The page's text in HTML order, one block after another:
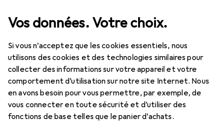
Vos données. Votre choix.
Si vous n’acceptez que les cookies essentiels, nous
utilisons des cookies et des technologies similaires pour
collecter des informations sur votre appareil et votre
comportement d’utilisation sur notre site Internet. Nous
en avons besoin pour vous permettre, par exemple, de
vous connecter en toute sécurité et d’utiliser des
fonctions de base telles que le panier d’achats.
+ gels Lubrifiant Stimul8 S8 Premium Silicone Lube 125ml
4 images
Stimul8S8 Premium Silicone Lube
125ml
EUR
25,67